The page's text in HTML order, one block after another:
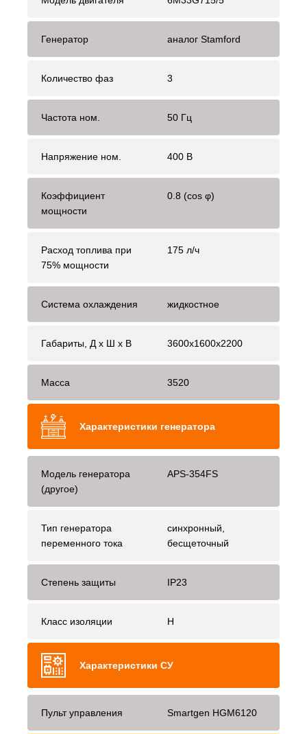
Генератор аналог Stamford
Количество фаз 3
Частота ном. 50 Гц
Напряжение ном. 400 В
Коэффициент
мощности
0.8 (cos φ)
Расход топлива при
75% мощности
175 л/ч
Система охлаждения жидкостное
Габариты, Д x Ш x В 3600x1600x2200
Масса 3520
Характеристики генератора
Модель генератора
(другое)
APS-354FS
Тип генератора
переменного тока
синхронный,
бесщеточный
Степень защиты IP23
Класс изоляции H
Характеристики СУ
Пульт управления Smartgen HGM6120